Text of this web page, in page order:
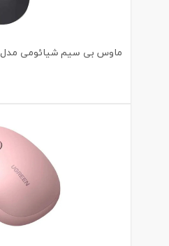
ماوس بی سیم شیائومی مدل LITE 2 (XMWXSB02YM)